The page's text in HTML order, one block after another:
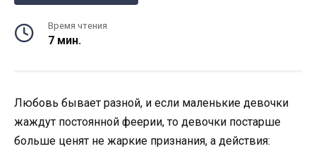
Время чтения
7 мин.
Любовь бывает разной, и если маленькие девочки
жаждут постоянной феерии, то девочки постарше
больше ценят не жаркие признания, а действия: